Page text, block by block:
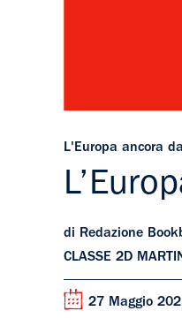
L'Europa ancora
di Redazione
CLASSE 2D
27 Maggio